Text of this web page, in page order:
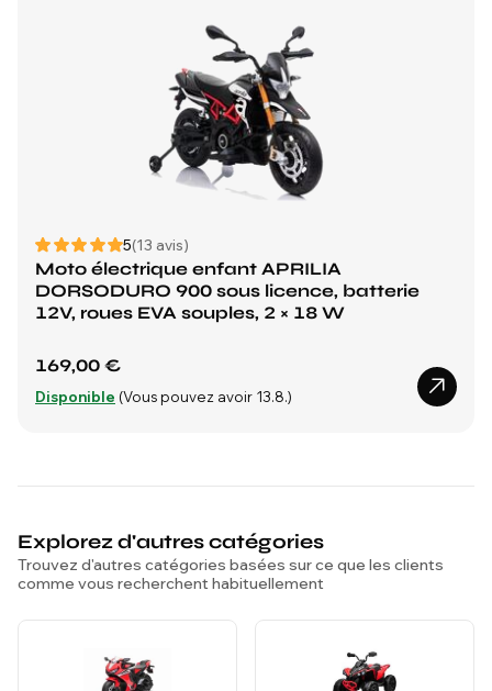
5(13 avis)
Moto électrique enfant APRILIA
DORSODURO 900 sous licence, batterie
12V, roues EVA souples, 2 × 18 W
169,00 €
Disponible (Vous pouvez avoir 13.8.)
Explorez d'autres catégories
Trouvez d'autres catégories basées sur ce que les clients
comme vous recherchent habituellement